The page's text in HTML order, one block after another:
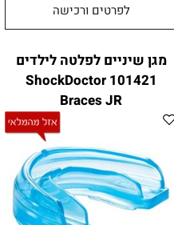
לפרטים ורכישה
מגן שיניים לפלטה לילדים
101421 ShockDoctor
Braces JR